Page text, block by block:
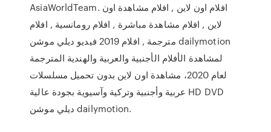
AsiaWorldTeam. افلام اون لاين , افلام مشاهدة اون
لاين , افلام مشاهدة مباشرة , افلام رومانسية , افلام
مترجمة , افلام 2019 فيديو ديلي موشن dailymotion
لمشاهدة الأفلام الأجنبية والعربية والهندية المترجمة
لعام 2020، مشاهدة اون لاين بدون تحميل مسلسلات
عربية وأجنبية وتركية وآسيوية بجودة عالية HD DVD
ديلي موشن dailymotion.